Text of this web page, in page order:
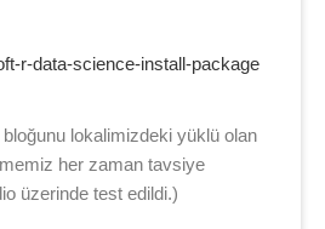
bloğunu lokalimizdeki yüklü olan
her zaman tavsiye
üzerinde test edildi.)